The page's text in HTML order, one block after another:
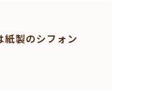
紙製のシフォン